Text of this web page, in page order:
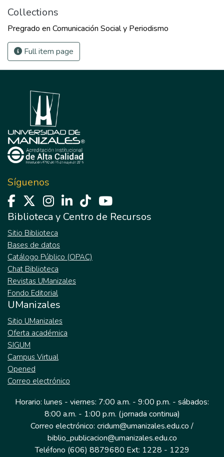
Collections
Pregrado en Comunicación Social y Periodismo
Full item page
Síguenos
Biblioteca y Centro de Recursos
Sitio Biblioteca
Bases de datos
Catálogo Público (OPAC)
Chat Biblioteca
Revistas UManizales
Fondo Editorial
UManizales
Sitio UManizales
Oferta académica
SIGUM
Campus Virtual
Opened
Correo electrónico
Horario: lunes - viernes: 7:00 a.m. - 9:00 p.m. - sábados:
8:00 a.m. - 1:00 p.m. (jornada continua)
Correo electrónico: cridum@umanizales.edu.co /
biblio_publicacion@umanizales.edu.co
Teléfono (606) 8879680 Ext: 1228 - 1229